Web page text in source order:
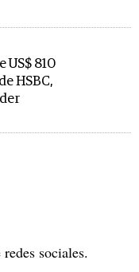
US$ 810
HSBC,
sociales.